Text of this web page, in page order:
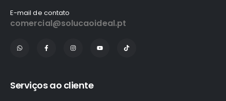
E-mail de contato
comercial@solucaoideal.pt
Serviços ao cliente